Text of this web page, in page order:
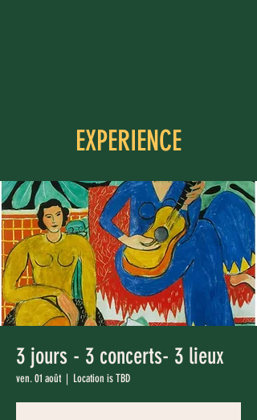
EXPERIENCE
3 jours - 3 concerts- 3 lieux
ven. 01 août
  |
Location is TBD